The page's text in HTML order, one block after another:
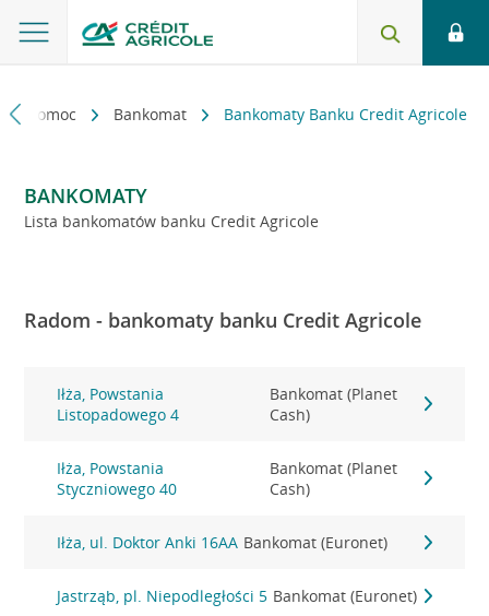
i pomoc Bankomat Bankomaty Banku Credit Agricole
BANKOMATY
Lista bankomatów banku Credit Agricole
Radom - bankomaty banku Credit Agricole
Iłża, Powstania
Listopadowego 4
Bankomat (Planet
Cash)
Iłża, Powstania
Styczniowego 40
Bankomat (Planet
Cash)
Iłża, ul. Doktor Anki 16AA Bankomat (Euronet)
Jastrząb, pl. Niepodległości 5 Bankomat (Euronet)